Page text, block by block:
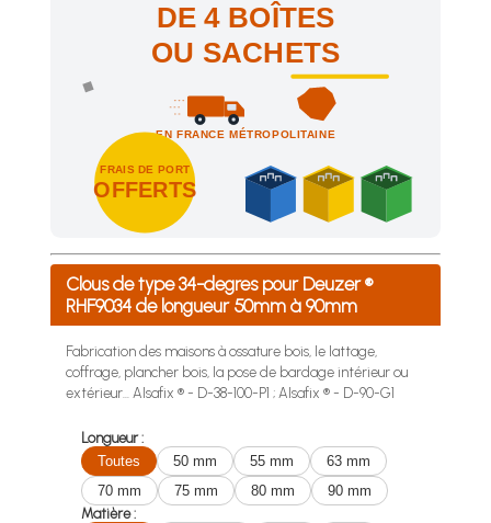
DE 4 BOÎTES
OU SACHETS
EN FRANCE MÉTROPOLITAINE
FRAIS DE PORT
OFFERTS
Achetez 4 sachets ou boîtes d'agrafes ou de pointes et
Clous de type 34-degres pour Deuzer ®
RHF9034 de longueur 50mm à 90mm
Fabrication des maisons à ossature bois, le lattage,
coffrage, plancher bois, la pose de bardage intérieur ou
extérieur... Alsafix ® - D-38-100-P1 ; Alsafix ® - D-90-G1
Longueur :
Toutes
50 mm 55 mm
63 mm
70 mm
75 mm 80 mm
90 mm
Matière :